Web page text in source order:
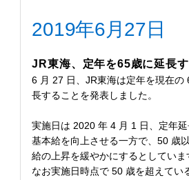
2019年6月27日
JR東海、定年を65歳に延長
6 月 27 日、JR東海は定年を現在の
長することを発表しました。
実施日は 2020 年 4 月 1 日、定年
基本給を向上させる一方で、50 歳
給の上昇を緩やかにするとしていま
なお実施日時点で 50 歳を超えてい